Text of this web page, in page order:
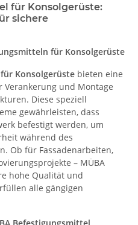
für Konsolgerüste:
sichere
für Konsolgerüste
Konsolgerüste bieten eine
und Montage
Diese speziell
gewährleisten, dass
befestigt werden, um
während des
Ob für Fassadenarbeiten,
– MÜBA
hohe Qualität und
alle gängigen